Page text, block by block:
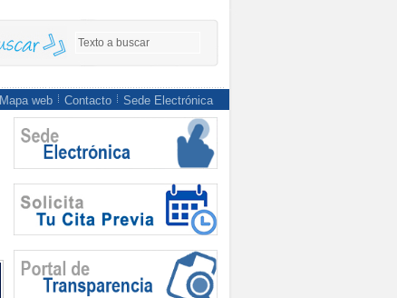
Mapa web Contacto Sede Electrónica